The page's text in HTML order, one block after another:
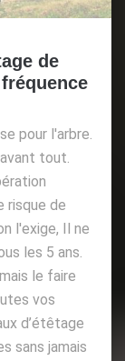
de
pour l'arbre.
tout.
risque de
l'exige, Il ne
les 5 ans.
le faire
vos
d’étêtage
sans jamais